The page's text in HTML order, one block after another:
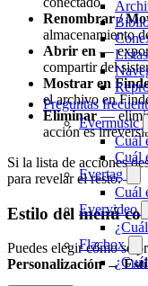
Preguntas
Evermusic
Cuál
Cuál
Evertag
Cuál
Evervideo
Flacbox
Renombrar /
almacenamiento
Abrir en —
compartir del
Mostrar en
el archivo en
Eliminar—
acción es
Si la lista de acciones
para revelar el resto.
Estilo del menú
Puedes elegir cómo se
Personalización →